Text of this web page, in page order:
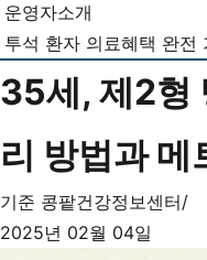
운영자소개
투석 환자 의료혜택 완전
35세, 제2형
리 방법과 메
기준 콩팥건강정보센터
2025년 02월 04일